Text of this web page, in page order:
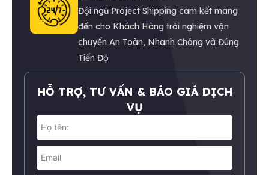
Đội ngũ Project Shipping cam kết mang
đến cho Khách Hàng trải nghiệm vận
chuyển An Toàn, Nhanh Chóng và Đúng
Tiến Độ
HỖ TRỢ, TƯ VẤN & BÁO GIÁ DỊCH
VỤ